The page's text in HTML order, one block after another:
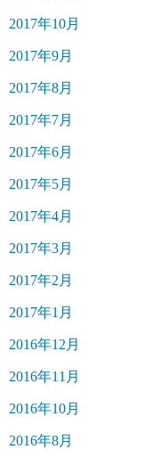
2017年10月
2017年9月
2017年8月
2017年7月
2017年6月
2017年5月
2017年4月
2017年3月
2017年2月
2017年1月
2016年12月
2016年11月
2016年10月
2016年8月